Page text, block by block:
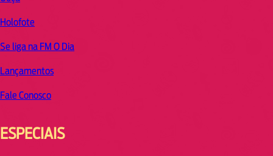
Holofote
Se liga na FM O Dia
Lançamentos
Fale Conosco
ESPECIAIS